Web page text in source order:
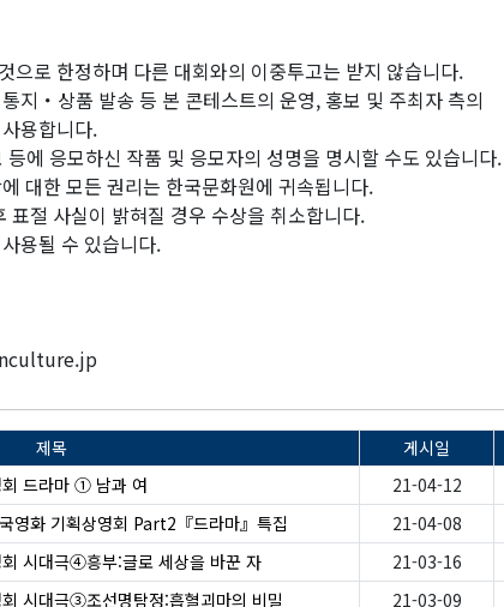
으로 한정하며 다른 대회와의 이중투고는 받지 않습니다.
지・상품 발송 등 본 콘테스트의 운영, 홍보 및 주최자 측의
용합니다.
에 응모하신 작품 및 응모자의 성명을 명시할 수도 있습니다.
대한 모든 권리는 한국문화원에 귀속됩니다.
표절 사실이 밝혀질 경우 수상을 취소합니다.
용될 수 있습니다.
제목 게시일
드라마 ① 남과 여 21-04-12
영화 기획상영회 Part2『드라마』특집 21-04-08
시대극④흥부:글로 세상을 바꾼 자 21-03-16
시대극③조선명탐정:흡혈괴마의 비밀 21-03-09